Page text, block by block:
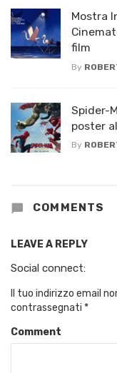
Mostra
film
By
Spider-
poster
By
COMMENTS
LEAVE A REPLY
Social connect:
Il tuo indirizzo email
contrassegnati *
Comment